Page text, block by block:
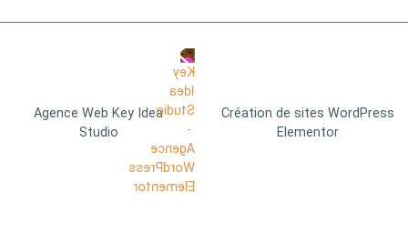
Agence Web Key Idea
Studio
Création de sites WordPress
Elementor